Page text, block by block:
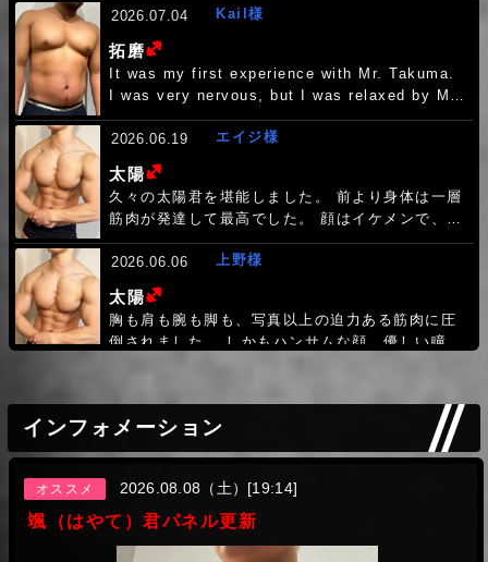
2026.07.22（水） 07:27
海 (ヘビー級)
2026.07.04
拓磨
Kail様
It was my first experience with Mr. Takuma.
I was very nervous, but I was relaxed by Mr.
Takuma's gentle lead, and I was excited as
soon as I saw Mr. Takuma's huge size thing.
It was a size that was hard to handle in my
mouth, but I was happy the whole time I was
holding Takuma's dick in my mouth. The
arrest play was also very good, and he
treated me as an M, and I was happy
because I felt like I became a slave to Mr.
Takuma. Thank you for treating me to your
heart's content. Unfortunately, I couldn't
insert it, but now I want to build up my
until I lose my mind and reach climax. I look
forward to seeing you again soon.
2026.06.19
太陽
エイジ様
久々の太陽君を堪能しました。 前より身体は一層
筋肉が発達して最高でした。 顔はイケメンで、身
体が最高で、性格は優しい感じで三拍子揃った上
に、綺麗なパイパンに萌えちゃいました。非の打
ち所がありません。 最後のミルクは、前回同様に
美味しくいただきました。 ノンケにしておくのが
勿体無い最高級のボーイさんです。惚れちゃいま
した。また、指名します。
2026.06.06
太陽
上野様
胸も肩も腕も脚も、写真以上の迫力ある筋肉に圧
倒されました。 しかもハンサムな顔、優しい瞳、
た。 でかい筋肉をあちこち触らせてもらい、何度
か寸止めをしたあと、シックスパックの腹筋まで
大量精射してくれて大満足でした。 次回はもっと
太陽
仕事が忙しくて、シフトがずっと入っていなく
として筋肉落ちてるかなぁって、ちょっと心配し
たけど、素人目には、相変わらず完璧なマッチョ
だった。 90分間触りまくって、舐めてしゃぶっ
て、スベスベの体を堪能させてもらいました。 気
2026.05.02
拓磨 (ヘビー級)
インフォメーション
オススメ 2026.08.08（土）[19:14]
颯（はやて）君パネル更新